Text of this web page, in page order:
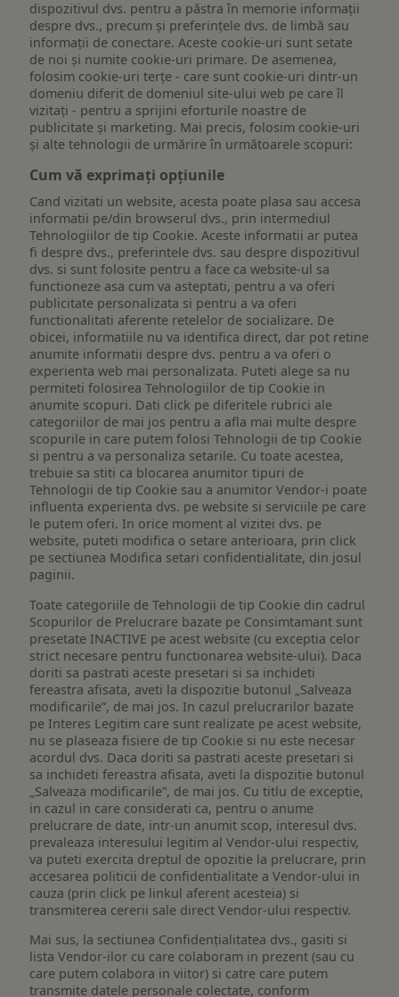
dispozitivul dvs. pentru a păstra în memorie informații
despre dvs., precum și preferințele dvs. de limbă sau
informații de conectare. Aceste cookie-uri sunt setate
de noi și numite cookie-uri primare. De asemenea,
folosim cookie-uri terțe - care sunt cookie-uri dintr-un
domeniu diferit de domeniul site-ului web pe care îl
vizitați - pentru a sprijini eforturile noastre de
publicitate și marketing. Mai precis, folosim cookie-uri
și alte tehnologii de urmărire în următoarele scopuri:
Cum vă exprimați opțiunile
Cand vizitati un website, acesta poate plasa sau accesa
informatii pe/din browserul dvs., prin intermediul
Tehnologiilor de tip Cookie. Aceste informatii ar putea
fi despre dvs., preferintele dvs. sau despre dispozitivul
dvs. si sunt folosite pentru a face ca website-ul sa
functioneze asa cum va asteptati, pentru a va oferi
publicitate personalizata si pentru a va oferi
functionalitati aferente retelelor de socializare. De
obicei, informatiile nu va identifica direct, dar pot retine
anumite informatii despre dvs. pentru a va oferi o
experienta web mai personalizata. Puteti alege sa nu
permiteti folosirea Tehnologiilor de tip Cookie in
anumite scopuri. Dati click pe diferitele rubrici ale
categoriilor de mai jos pentru a afla mai multe despre
scopurile in care putem folosi Tehnologii de tip Cookie
si pentru a va personaliza setarile. Cu toate acestea,
trebuie sa stiti ca blocarea anumitor tipuri de
Tehnologii de tip Cookie sau a anumitor Vendor-i poate
influenta experienta dvs. pe website si serviciile pe care
le putem oferi. In orice moment al vizitei dvs. pe
website, puteti modifica o setare anterioara, prin click
pe sectiunea Modifica setari confidentialitate, din josul
paginii.
Toate categoriile de Tehnologii de tip Cookie din cadrul
Scopurilor de Prelucrare bazate pe Consimtamant sunt
presetate INACTIVE pe acest website (cu exceptia celor
strict necesare pentru functionarea website-ului). Daca
doriti sa pastrati aceste presetari si sa inchideti
fereastra afisata, aveti la dispozitie butonul „Salveaza
modificarile”, de mai jos. In cazul prelucrarilor bazate
pe Interes Legitim care sunt realizate pe acest website,
nu se plaseaza fisiere de tip Cookie si nu este necesar
acordul dvs. Daca doriti sa pastrati aceste presetari si
sa inchideti fereastra afisata, aveti la dispozitie butonul
„Salveaza modificarile”, de mai jos. Cu titlu de exceptie,
in cazul in care considerati ca, pentru o anume
prelucrare de date, intr-un anumit scop, interesul dvs.
prevaleaza interesului legitim al Vendor-ului respectiv,
va puteti exercita dreptul de opozitie la prelucrare, prin
accesarea politicii de confidentialitate a Vendor-ului in
cauza (prin click pe linkul aferent acesteia) si
transmiterea cererii sale direct Vendor-ului respectiv.
Mai sus, la sectiunea Confidențialitatea dvs., gasiti si
lista Vendor-ilor cu care colaboram in prezent (sau cu
care putem colabora in viitor) si catre care putem
transmite datele personale colectate, conform